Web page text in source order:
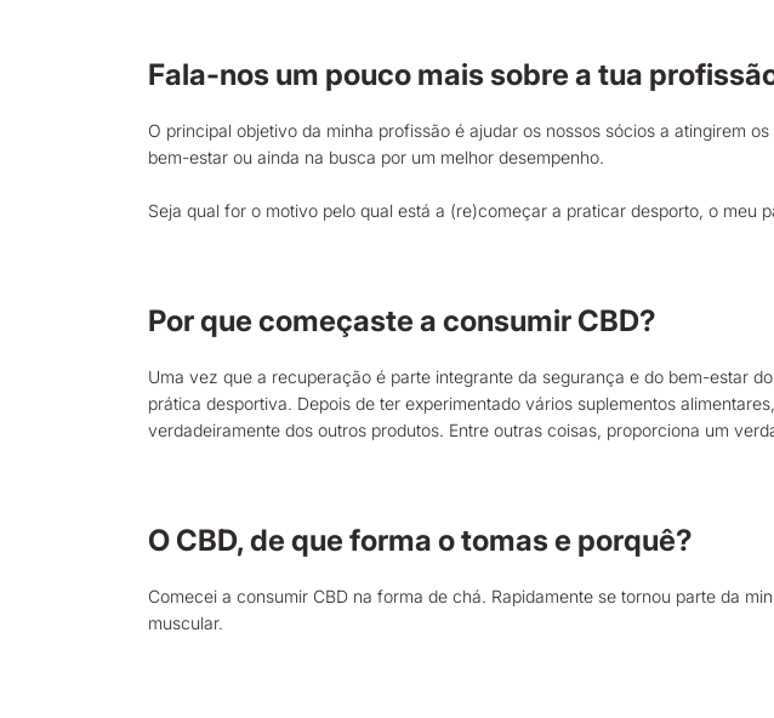
Fala-nos um pouco mais sobre a tua
O principal objetivo da minha profissão é ajudar os nossos sócios a atingirem
bem-estar ou ainda na busca por um melhor desempenho.
Seja qual for o motivo pelo qual está a (re)começar a praticar desporto, o meu
Por que começaste a consumir CBD?
Uma vez que a recuperação é parte integrante da segurança e do bem-estar
prática desportiva. Depois de ter experimentado vários suplementos
verdadeiramente dos outros produtos. Entre outras coisas, proporciona um
O CBD, de que forma o tomas e porquê?
Comecei a consumir CBD na forma de chá. Rapidamente se tornou parte da
muscular.